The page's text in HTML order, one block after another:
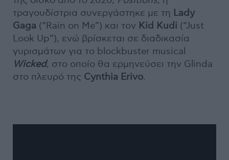
τραγουδίστρια συνεργάστηκε με τη Lady
Gaga (“Rain on Me”) και τον Kid Kudi (“Just
Look Up”), ενώ βρίσκεται σε διαδικασία
γυρισμάτων για το blockbuster musical
Wicked, στο οποίο θα ερμηνεύσει την Glinda
στο πλευρό της Cynthia Erivo.